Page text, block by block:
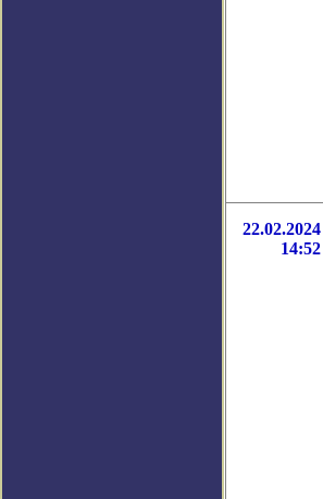
22.02.2024
14:52